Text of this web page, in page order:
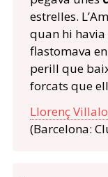
estrelles.
quan hi
flastomava
perill que
forcats que
Llorenç
(Barcelona: